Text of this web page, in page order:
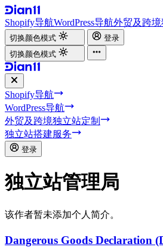
Shopify导航WordPress导航外贸及跨境
切换颜色模式
登录
切换颜色模式
Shopify导航
WordPress导航
外贸及跨境独立站定制
独立站搭建服务
登录
独立站管理局
该作者暂未添加个人简介。
Dangerous Goods Declaration